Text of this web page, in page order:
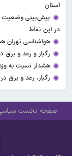
استان
پیش‌بینی وضعیت
در این نقاط
هواشناسی تهران
رگبار و رعد و برق در ۱۱ استان‌/ دریای خزر مواج
هشدار نسبت به
رگبار، رعد و برق
صفحه نخست